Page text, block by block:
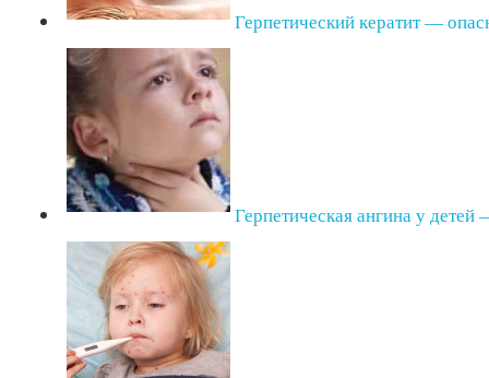
Герпетический кератит —
Герпетическая ангина у детей